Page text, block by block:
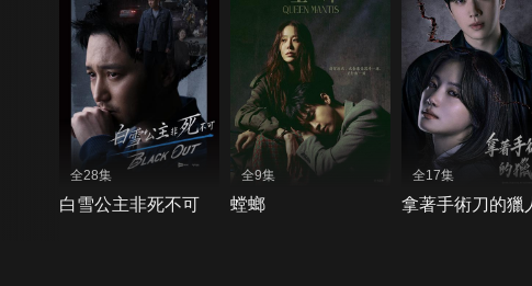
全28集
白雪公主非死不可
全9集
螳螂
全17集
拿著手術刀的獵